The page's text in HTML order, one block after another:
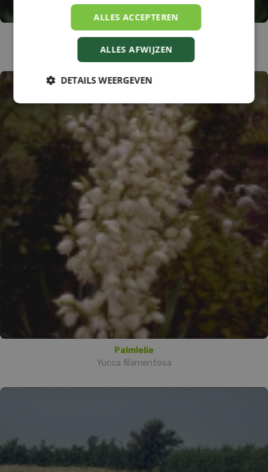
Yucca flaccida 'Ivory'
Palmlelie
Yucca filamentosa
ALLES ACCEPTEREN
ALLES AFWIJZEN
DETAILS WEERGEVEN